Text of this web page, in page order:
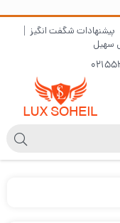
پیشنهادات شگفت انگیز
سهیل